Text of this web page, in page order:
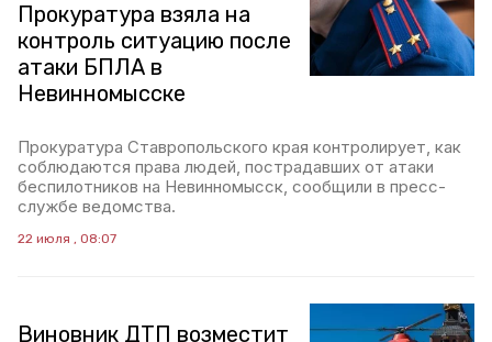
Прокуратура взяла на
контроль ситуацию после
атаки БПЛА в
Невинномысске
Прокуратура Ставропольского края контролирует, как
соблюдаются права людей, пострадавших от атаки
беспилотников на Невинномысск, сообщили в пресс-
службе ведомства.
22 июля , 08:07
Виновник ДТП возместит